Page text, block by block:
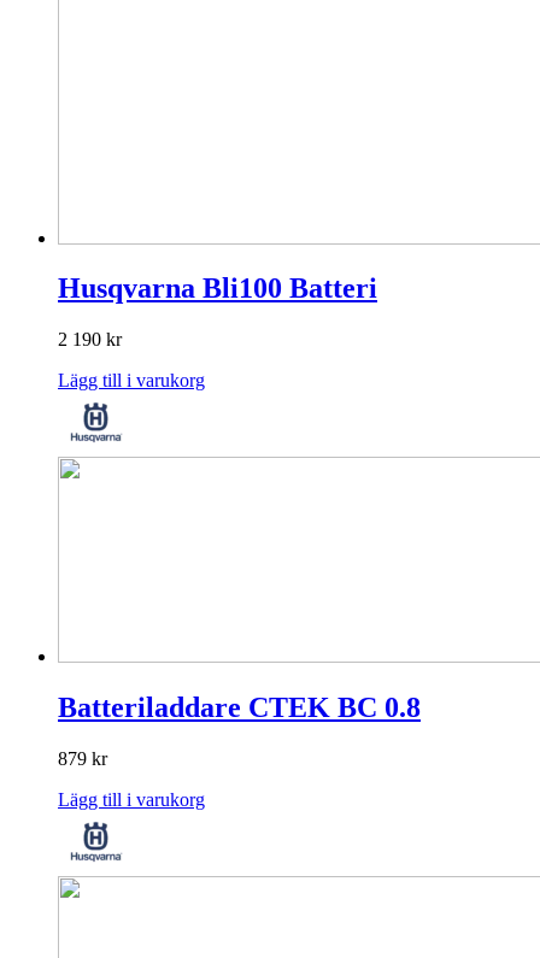
Husqvarna Bli100 Batteri
2 190 kr
Lägg till i varukorg
Batteriladdare CTEK BC 0.8
879 kr
Lägg till i varukorg